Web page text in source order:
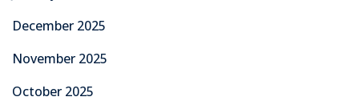
December 2025
November 2025
October 2025